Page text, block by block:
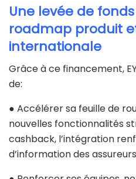
Une levée de
roadmap produit
internationale
Grâce à ce financement,
de:
● Accélérer sa feuille de
nouvelles fonctionnalités
cashback, l’intégration
d’information des